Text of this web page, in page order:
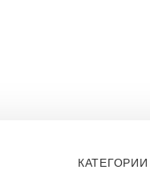
КАТЕГОРИИ